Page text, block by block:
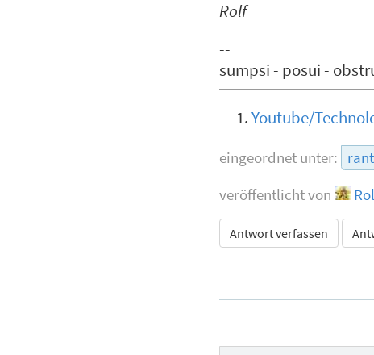
Rolf
--
sumpsi - posui -
Youtube/
eingeordnet unter: rant
veröffentlicht von
Antwort verfassen